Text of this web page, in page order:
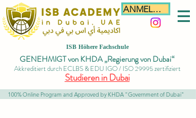
ANMELDEN
ISB Höhere Fachschule
GENEHMIGT von KHDA „Regierung von Dubai“
Akkreditiert durch ECLBS & EDU IGO / ISO 29995 zertifiziert
Studieren in Dubai
100% Online Program and Approved by KHDA "Government of Dubai"